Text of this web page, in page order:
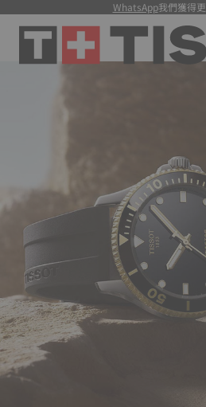
WhatsApp我們獲得